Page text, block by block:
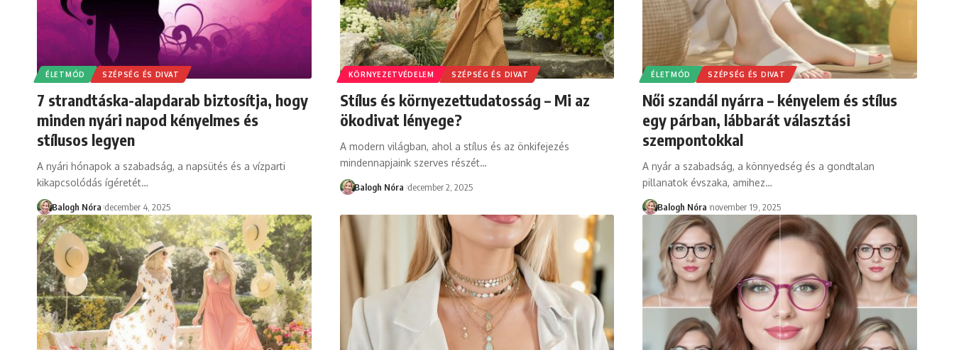
ÉLETMÓD SZÉPSÉG ÉS DIVAT
7 strandtáska-alapdarab biztosítja, hogy
minden nyári napod kényelmes és
stílusos legyen
A nyári hónapok a szabadság, a napsütés és a vízparti
kikapcsolódás ígéretét…
Balogh Nóra december 4, 2025
KÖRNYEZETVÉDELEM SZÉPSÉG ÉS DIVAT
Stílus és környezettudatosság – Mi az
ökodivat lényege?
A modern világban, ahol a stílus és az önkifejezés
mindennapjaink szerves részét…
Balogh Nóra december 2, 2025
ÉLETMÓD SZÉPSÉG ÉS DIVAT
Női szandál nyárra – kényelem és stílus
egy párban, lábbarát választási
szempontokkal
A nyár a szabadság, a könnyedség és a gondtalan
pillanatok évszaka, amihez…
Balogh Nóra november 19, 2025